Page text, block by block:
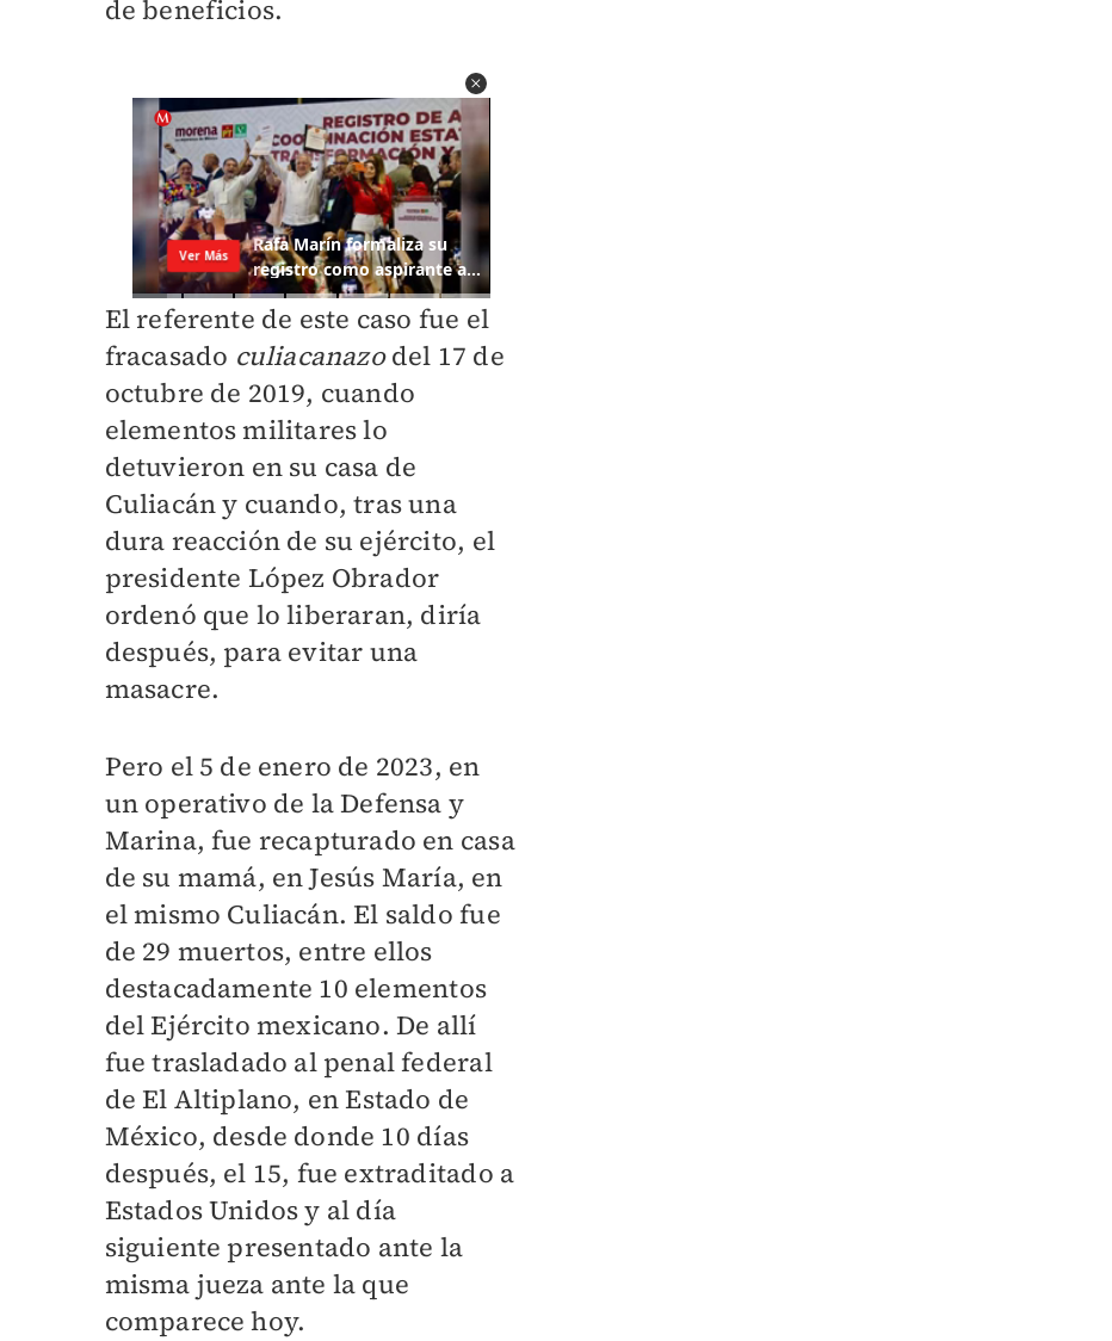
de beneficios.
El referente de este caso fue el
fracasado culiacanazodel 17 de
octubre de 2019, cuando
elementos militares lo
detuvieron en su casa de
Culiacán y cuando, tras una
dura reacción de su ejército, el
presidente López Obrador
ordenó que lo liberaran, diría
después, para evitar una
masacre.
Pero el 5 de enero de 2023, en
un operativo de la Defensa y
Marina, fue recapturado en casa
de su mamá, en Jesús María, en
el mismo Culiacán. El saldo fue
de 29 muertos, entre ellos
destacadamente 10 elementos
del Ejército mexicano. De allí
fue trasladado al penal federal
de El Altiplano, en Estado de
México, desde donde 10 días
después, el 15, fue extraditado a
Estados Unidos y al día
siguiente presentado ante la
misma jueza ante la que
comparece hoy.